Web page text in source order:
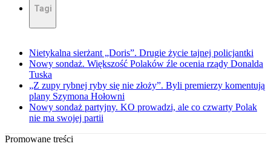
Tagi
Nietykalna sierżant „Doris”. Drugie życie tajnej policjantki
Nowy sondaż. Większość Polaków źle ocenia rządy Donalda
Tuska
„Z zupy rybnej ryby się nie złoży”. Byli premierzy komentują
plany Szymona Hołowni
Nowy sondaż partyjny. KO prowadzi, ale co czwarty Polak
nie ma swojej partii
Promowane treści